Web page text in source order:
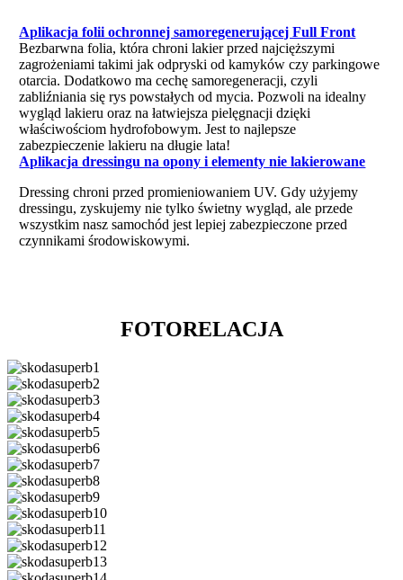
Aplikacja folii ochronnej samoregenerującej Full Front
Bezbarwna folia, która chroni lakier przed najcięższymi
zagrożeniami takimi jak odpryski od kamyków czy parkingowe
otarcia. Dodatkowo ma cechę samoregeneracji, czyli
zabliźniania się rys powstałych od mycia. Pozwoli na idealny
wygląd lakieru oraz na łatwiejsza pielęgnacji dzięki
właściwościom hydrofobowym. Jest to najlepsze
zabezpieczenie lakieru na długie lata!
Aplikacja dressingu na opony i elementy nie lakierowane
Dressing chroni przed promieniowaniem UV. Gdy użyjemy
dressingu, zyskujemy nie tylko świetny wygląd, ale przede
wszystkim nasz samochód jest lepiej zabezpieczone przed
czynnikami środowiskowymi.
FOTORELACJA